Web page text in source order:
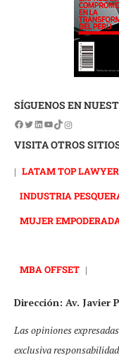
SÍGUENOS EN
VISITA OTROS
| LATAM TOP LAWYER
INDUSTRIA
MUJER
MBA OFFSET |
Dirección: Av. Javier
Las opiniones
exclusiva